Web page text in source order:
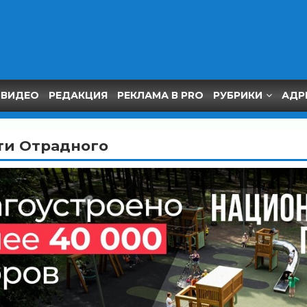
ВИДЕО РЕДАКЦИЯ РЕКЛАМА В PRO РУБРИКИ
Отрадного